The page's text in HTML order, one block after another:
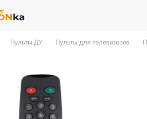
Пульты ДУ Пульты для телевизоров